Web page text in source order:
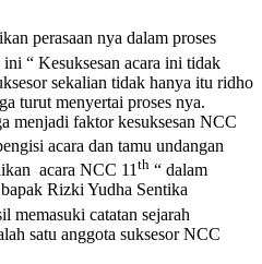
perasaan nya dalam proses
ini “ Kesuksesan acara ini tidak
sekalian tidak hanya itu ridho
turut menyertai proses nya.
menjadi faktor kesuksesan NCC
acara dan tamu undangan
acara NCC 11 th “ dalam
Rizki Yudha Sentika
memasuki catatan sejarah
satu anggota suksesor NCC